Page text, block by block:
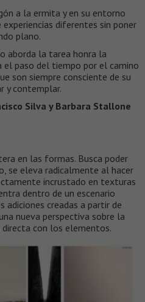
a la ermita y en su entorno
diferentes sin poner
plano.
aborda la tarea honra la
paso del tiempo por el camino
son siempre consciente de su
y contemplar.
Silva y Barbara Stallone
en las formas. Busca poder
se eleva radicalmente al hacer
incrustado en texturas
dentro de un escenario
adiciones creadas a partir de
nueva perspectiva sobre la
con los elementos.